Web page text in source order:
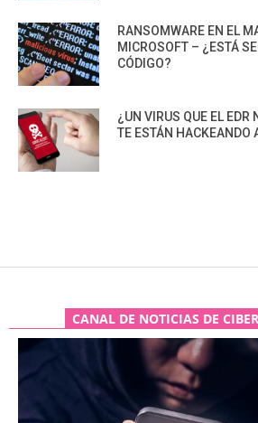
RANSOMWARE EN EL
MICROSOFT – ¿ESTÁ
CÓDIGO?
¿UN VIRUS QUE EL EDR
TE ESTÁN HACKEANDO
CANAL DE NOTICIAS DE